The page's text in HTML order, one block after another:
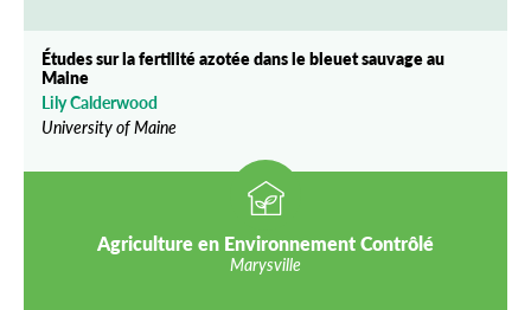
Études sur la fertilité azotée dans le bleuet sauvage au
Maine
Lily Calderwood
University of Maine
Agriculture en Environnement Contrôlé
Marysville